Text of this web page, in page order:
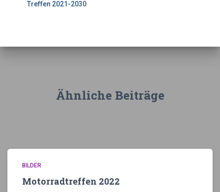
Treffen 2021-2030
Ähnliche Beiträge
BILDER
Motorradtreffen 2022